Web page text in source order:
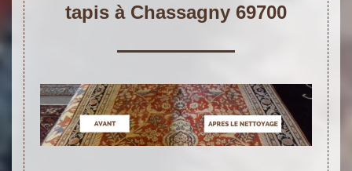
tapis à Chassagny 69700